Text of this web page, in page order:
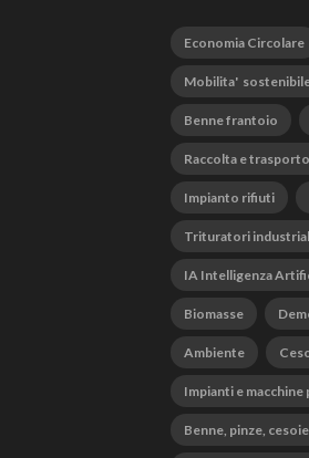
Economia Circolare
Mobilita'
Benne frantoio
Raccolta e
Impianto rifiuti
Trituratori
IA Intelligenza
Biomasse
Ambiente
Impianti e
Benne, pinze,